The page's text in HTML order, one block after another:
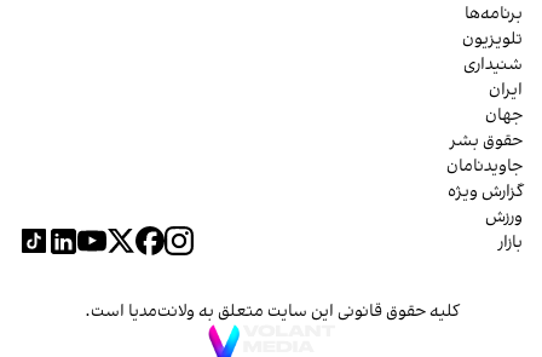
برنامه‌ها
تلویزیون
شنیداری
ایران
جهان
حقوق بشر
جاویدنامان
گزارش ویژه
ورزش
بازار
کلیه حقوق قانونی این سایت متعلق به ولانت‌مدیا است.